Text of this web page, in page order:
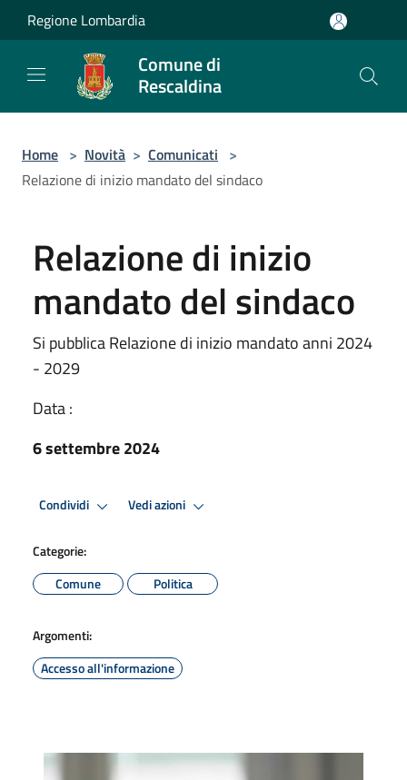
Salta al contenuto principale
Regione Lombardia
Comune di
Rescaldina
Home > Novità > Comunicati >
Relazione di inizio mandato del sindaco
Relazione di inizio
mandato del sindaco
Si pubblica Relazione di inizio mandato anni 2024
- 2029
Data :
6 settembre 2024
Condividi Vedi azioni
Categorie:
Comune
Politica
Argomenti:
Accesso all'informazione